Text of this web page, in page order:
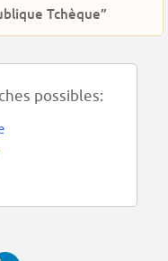
Tchèque”
possibles: